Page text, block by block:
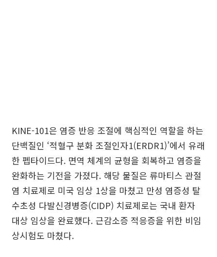
KINE-101은 염증 반응 조절에 핵심적인 역할을 하는
단백질인 ‘적혈구 분화 조절인자1(ERDR1)’에서 유래
한 펩타이드다. 면역 체계의 균형을 회복하고 염증을
완화하는 기전을 가졌다. 해당 물질은 류마티스 관절
염 치료제로 미국 임상 1상을 마쳤고 만성 염증성 탈
수초성 다발신경병증(CIDP) 치료제로는 국내 환자
대상 임상을 완료했다. 근감소증 적응증을 위한 비임
상시험도 마쳤다.